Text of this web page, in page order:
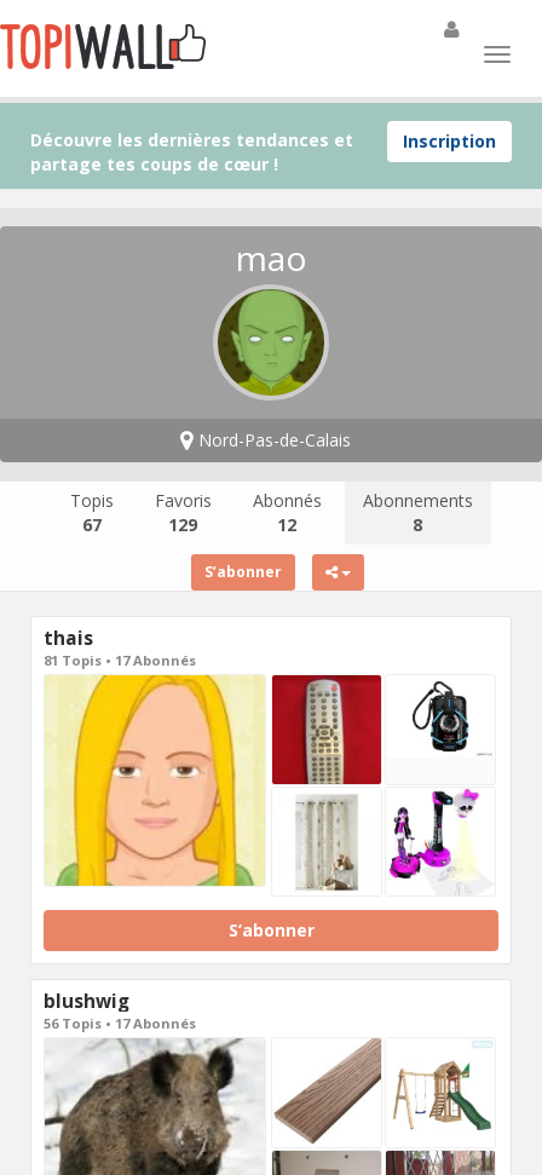
Inscription
Découvre les dernières tendances et
partage tes coups de cœur !
mao
Nord-Pas-de-Calais
Topis
67
Favoris
129
Abonnés
12
Abonnements
8
S’abonner
thais
81 Topis • 17 Abonnés
S’abonner
blushwig
56 Topis • 17 Abonnés